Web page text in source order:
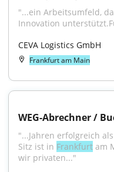
"...ein Arbeitsumfeld,
Innovation
CEVA Logistics GmbH
Frankfurt am Main
WEG-Abrechner /
"...Jahren erfolgreich
Sitz ist in Frankfurt am
wir privaten..."